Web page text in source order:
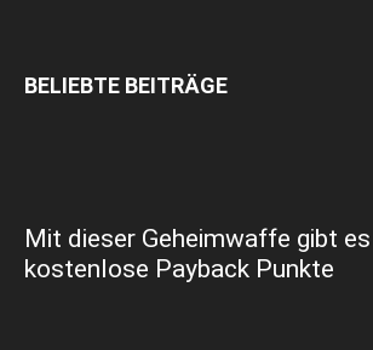
BELIEBTE BEITRÄGE
Mit dieser Geheimwaffe gibt
kostenlose Payback Punkte